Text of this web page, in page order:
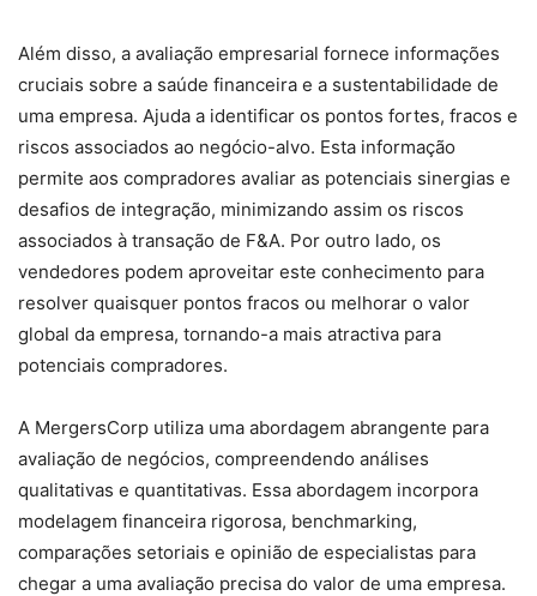
Além disso, a avaliação empresarial fornece informações
cruciais sobre a saúde financeira e a sustentabilidade de
uma empresa. Ajuda a identificar os pontos fortes, fracos e
riscos associados ao negócio-alvo. Esta informação
permite aos compradores avaliar as potenciais sinergias e
desafios de integração, minimizando assim os riscos
associados à transação de F&A. Por outro lado, os
vendedores podem aproveitar este conhecimento para
resolver quaisquer pontos fracos ou melhorar o valor
global da empresa, tornando-a mais atractiva para
potenciais compradores.
A MergersCorp utiliza uma abordagem abrangente para
avaliação de negócios, compreendendo análises
qualitativas e quantitativas. Essa abordagem incorpora
modelagem financeira rigorosa, benchmarking,
comparações setoriais e opinião de especialistas para
chegar a uma avaliação precisa do valor de uma empresa.